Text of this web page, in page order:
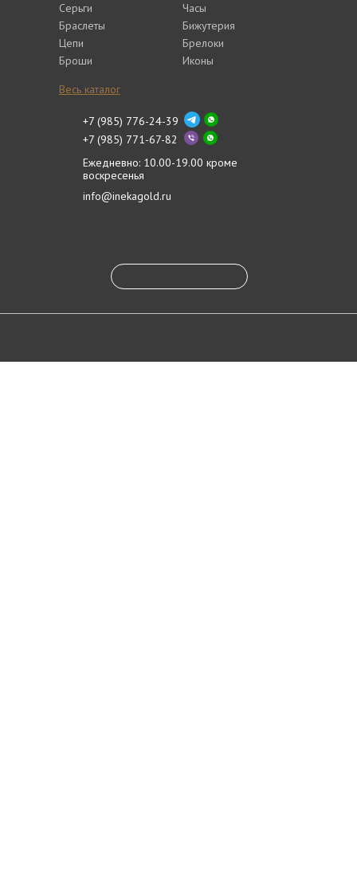
Серьги
Браслеты
Цепи
Броши
Часы
Бижутерия
Брелоки
Иконы
Весь каталог
+7 (985) 776-24-39
+7 (985) 771-67-82
Ежедневно: 10.00-19.00 кроме
воскресенья
info@inekagold.ru